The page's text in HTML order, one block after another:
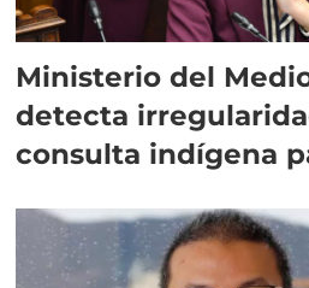
Ministerio del
detecta
consulta indígena